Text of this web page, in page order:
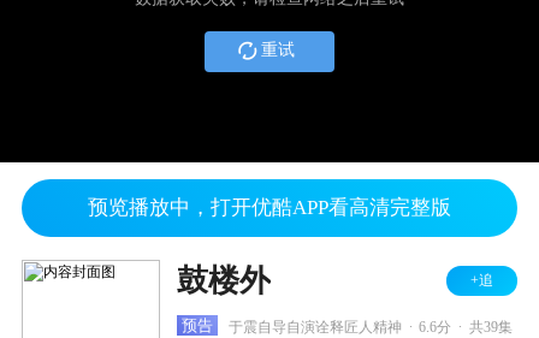
重试
预览播放中，打开优酷APP看高清完整版
鼓楼外 +追
预告 于震自导自演诠释匠人精神 6.6分 共39集